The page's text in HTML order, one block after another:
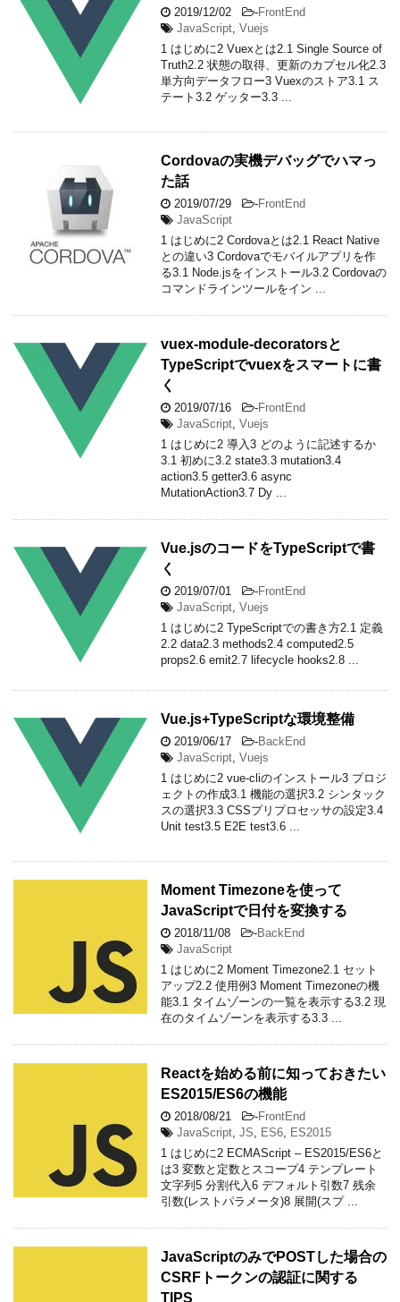
2019/12/02 -FrontEnd
JavaScript Vuejs
1 はじめに2 Vuexとは2.1 Single Source of
Truth2.2 状態の取得、更新のカプセル化2.3
単方向データフロー3 Vuexのストア3.1 ス
テート3.2 ゲッター3.3 ...
Cordovaの実機デバッグでハマっ
た話
2019/07/29 -FrontEnd
JavaScript
1 はじめに2 Cordovaとは2.1 React Native
との違い3 Cordovaでモバイルアプリを作
る3.1 Node.jsをインストール3.2 Cordovaの
コマンドラインツールをイン ...
vuex-module-decoratorsと
TypeScriptでvuexをスマートに書
く
2019/07/16 -FrontEnd
JavaScript Vuejs
1 はじめに2 導入3 どのように記述するか
3.1 初めに3.2 state3.3 mutation3.4
action3.5 getter3.6 async
MutationAction3.7 Dy ...
Vue.jsのコードをTypeScriptで書
く
2019/07/01 -FrontEnd
JavaScript Vuejs
1 はじめに2 TypeScriptでの書き方2.1 定義
2.2 data2.3 methods2.4 computed2.5
props2.6 emit2.7 lifecycle hooks2.8 ...
Vue.js+TypeScriptな環境整備
2019/06/17 -BackEnd
JavaScript Vuejs
1 はじめに2 vue-cliのインストール3 プロジ
ェクトの作成3.1 機能の選択3.2 シンタック
スの選択3.3 CSSプリプロセッサの設定3.4
Unit test3.5 E2E test3.6 ...
Moment Timezoneを使って
JavaScriptで日付を変換する
2018/11/08 -BackEnd
JavaScript
1 はじめに2 Moment Timezone2.1 セット
アップ2.2 使用例3 Moment Timezoneの機
能3.1 タイムゾーンの一覧を表示する3.2 現
在のタイムゾーンを表示する3.3 ...
Reactを始める前に知っておきたい
ES2015/ES6の機能
2018/08/21 -FrontEnd
JavaScript JS ES6 ES2015
1 はじめに2 ECMAScript – ES2015/ES6と
は3 変数と定数とスコープ4 テンプレート
文字列5 分割代入6 デフォルト引数7 残余
引数(レストパラメータ)8 展開(スプ ...
JavaScriptのみでPOSTした場合の
CSRFトークンの認証に関する
TIPS